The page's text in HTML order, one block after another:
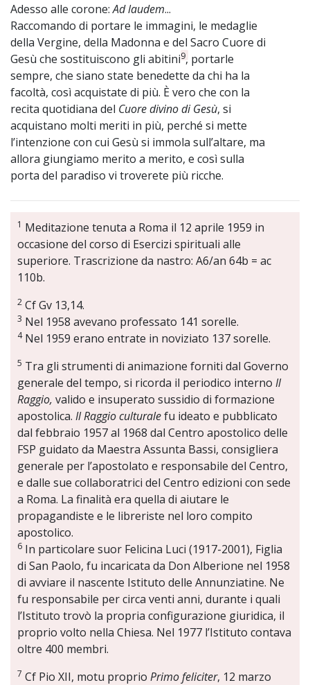
Adesso alle corone:Ad laudem...
Raccomando di portare le immagini, le medaglie
della Vergine, della Madonna e del Sacro Cuore di
Gesù che sostituiscono gli abitini9, portarle
sempre, che siano state benedette da chi ha la
facoltà, così acquistate di più. È vero che con la
recita quotidiana del Cuore divino di Gesù, si
acquistano molti meriti in più, perché si mette
l’intenzione con cui Gesù si immola sull’altare, ma
allora giungiamo merito a merito, e così sulla
porta del paradiso vi troverete più ricche.
1 Meditazione tenuta a Roma il 12 aprile 1959 in
occasione del corso di Esercizi spirituali alle
superiore. Trascrizione da nastro: A6/an 64b = ac
110b.
2 Cf Gv 13,14.
3 Nel 1958 avevano professato 141 sorelle.
4Nel 1959 erano entrate in noviziato 137 sorelle.
5 Tra gli strumenti di animazione forniti dal Governo
generale del tempo, si ricorda il periodico interno Il
Raggio, valido e insuperato sussidio di formazione
apostolica. Il Raggio culturalefu ideato e pubblicato
dal febbraio 1957 al 1968 dal Centro apostolico delle
FSP guidato da Maestra Assunta Bassi, consigliera
generale per l’apostolato e responsabile del Centro,
e dalle sue collaboratrici del Centro edizioni con sede
a Roma. La finalità era quella di aiutare le
propagandiste e le libreriste nel loro compito
apostolico.
6 In particolare suor Felicina Luci (1917-2001), Figlia
di San Paolo, fu incaricata da Don Alberione nel 1958
di avviare il nascente Istituto delle Annunziatine. Ne
fu responsabile per circa venti anni, durante i quali
l’Istituto trovò la propria configurazione giuridica, il
proprio volto nella Chiesa. Nel 1977 l’Istituto contava
oltre 400 membri.
7 Cf Pio XII, motu proprio Primo feliciter, 12 marzo